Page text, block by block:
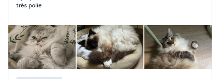
de m'occuper de vos boules de poils !
très polie